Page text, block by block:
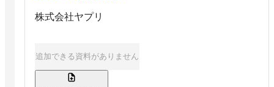
株式会社ヤプリ
追加できる資料がありません